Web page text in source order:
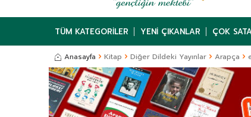
TÜM KATEGORILER YENI ÇIKANLAR ÇOK
Anasayfa Kitap Diğer Dildeki Yayınlar Arapça